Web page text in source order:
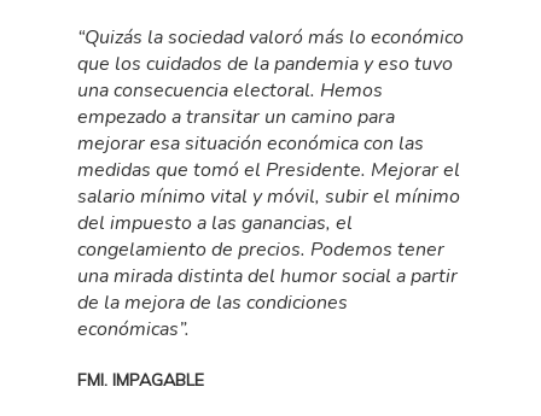
“Quizás la sociedad valoró más lo económico
que los cuidados de la pandemia y eso tuvo
una consecuencia electoral. Hemos
empezado a transitar un camino para
mejorar esa situación económica con las
medidas que tomó el Presidente. Mejorar el
salario mínimo vital y móvil, subir el mínimo
del impuesto a las ganancias, el
congelamiento de precios. Podemos tener
una mirada distinta del humor social a partir
de la mejora de las condiciones
económicas”.
FMI. IMPAGABLE